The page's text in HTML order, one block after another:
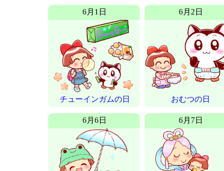
6月1日
チューインガムの日
6月2日
おむつの日
6月6日 6月7日